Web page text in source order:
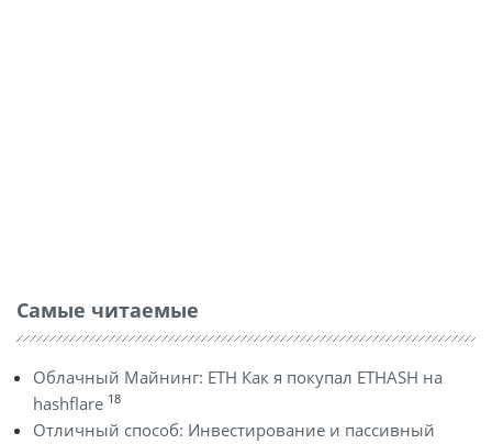
Самые читаемые
Облачный Майнинг: ETH Как я покупал ETHASH на
hashflare 18
Отличный способ: Инвестирование и пассивный